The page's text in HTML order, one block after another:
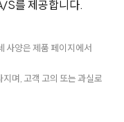
S를 제공합니다.
사양은 제품 페이지에서
며, 고객 고의 또는 과실로